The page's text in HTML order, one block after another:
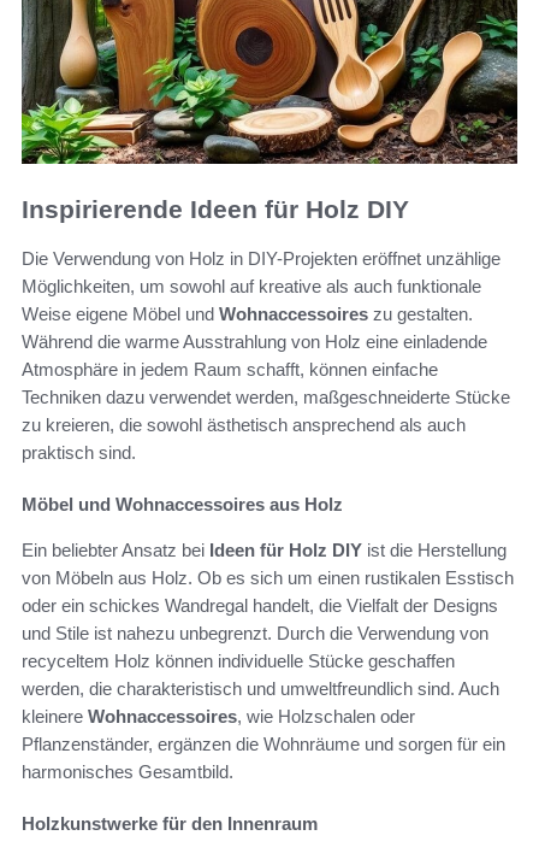
Inspirierende Ideen für Holz DIY
Die Verwendung von Holz in DIY-Projekten eröffnet unzählige
Möglichkeiten, um sowohl auf kreative als auch funktionale
Weise eigene Möbel und Wohnaccessoires zu gestalten.
Während die warme Ausstrahlung von Holz eine einladende
Atmosphäre in jedem Raum schafft, können einfache
Techniken dazu verwendet werden, maßgeschneiderte Stücke
zu kreieren, die sowohl ästhetisch ansprechend als auch
praktisch sind.
Möbel und Wohnaccessoires aus Holz
Ein beliebter Ansatz bei Ideen für Holz DIY ist die Herstellung
von Möbeln aus Holz. Ob es sich um einen rustikalen Esstisch
oder ein schickes Wandregal handelt, die Vielfalt der Designs
und Stile ist nahezu unbegrenzt. Durch die Verwendung von
recyceltem Holz können individuelle Stücke geschaffen
werden, die charakteristisch und umweltfreundlich sind. Auch
kleinere Wohnaccessoires, wie Holzschalen oder
Pflanzenständer, ergänzen die Wohnräume und sorgen für ein
harmonisches Gesamtbild.
Holzkunstwerke für den Innenraum